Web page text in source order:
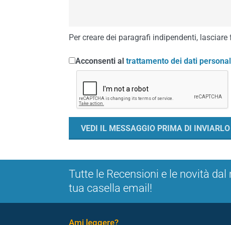
Per creare dei paragrafi indipendenti,
Acconsenti al trattamento dei dati
Tutte le Recensioni e le novità
tua casella email!
Ami leggere?